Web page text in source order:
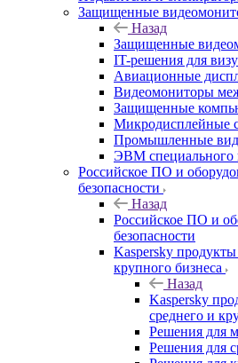
Защищенные
Назад
Защищенные
IT-решения для
Авиационные
Видеомониторы
Защищенные
Микродисплейные
Промышленные
ЭВМ специального
Российское ПО и
безопасности
Назад
Российское ПО и
безопасности
Kaspersky
крупного бизнеса
Назад
Kaspersky
среднего и
Решения для
Решения для